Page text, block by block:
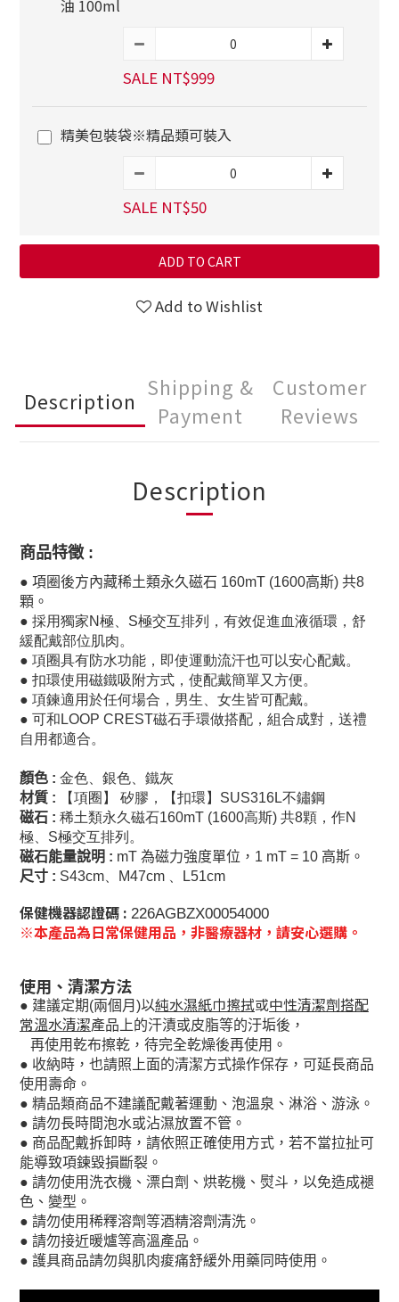
油 100ml
SALE NT$999
精美包裝袋※精品類可裝入
SALE NT$50
ADD TO CART
Add to Wishlist
Description
Shipping &
Payment
Customer
Reviews
Description
商品特徵:
● 項圈後方內藏稀土類永久磁石 160mT (1600高斯) 共8
顆。
● 採用獨家N極、S極交互排列，有效促進血液循環，舒
緩配戴部位肌肉。
● 項圈具有防水功能，即使運動流汗也可以安心配戴。
● 扣環使用磁鐵吸附方式， 使配戴簡單又方便。
● 項鍊適用於任何場合，男生、女生皆可配戴。
● 可和LOOP CREST磁石手環做搭配，組合成對，送禮
自用都適合。
顏色 : 金色、銀色、鐵灰
材質 :
【項圈】 矽膠，【扣環】SUS316L不鏽鋼
磁石 : 稀土類永久磁石160mT (1600高斯) 共8顆，作N
極、S極交互排列。
磁石能量說明 : mT 為磁力強度單位， 1 mT = 10 高斯。
尺寸 : S43cm、M47cm 、L51cm
保健機器認證碼 : 226AGBZX00054000
※本產品為日常保健用品，非醫療器材，請安心選購。
使用、清潔方法
● 建議定期(兩個月 )以純水濕紙巾擦拭或中性清潔劑搭配
常溫水清潔產品上的汗漬或皮脂等的汙垢後，
再使用乾布擦乾，待完全乾燥後再使用。
● 收納時，也請照上面的清潔方式操作保存，可延長商品
使用壽命。
● 精品類商品不建議配戴著運動、泡溫泉、淋浴、游泳。
● 請勿長時間泡水或沾濕放置不管。
● 商品配戴拆卸時，請依照正確使用方式，若不當拉扯可
能導致項鍊毀損斷裂。
● 請勿使用洗衣機、漂白劑、烘乾機、熨斗，以免造成褪
色、變型。
● 請勿使用稀釋溶劑等酒精溶劑清洗。
● 請勿接近暖爐等高溫產品。
● 護具商品請勿與肌肉痠痛舒緩外用藥同時使用。